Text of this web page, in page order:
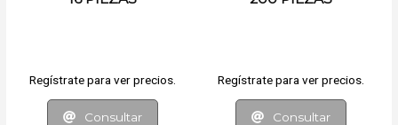
Regístrate para ver precios.
Consultar
Regístrate para ver precios.
Consultar